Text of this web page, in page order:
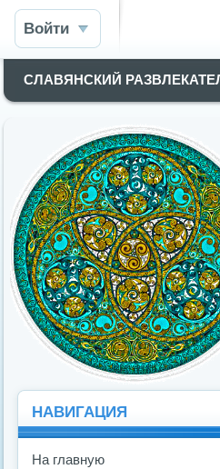
Войти
СЛАВЯНСКИЙ
НАВИГАЦИЯ
На главную